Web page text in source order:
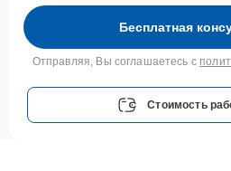
Бесплатная
Отправляя, Вы соглашаетесь с
Стоимость